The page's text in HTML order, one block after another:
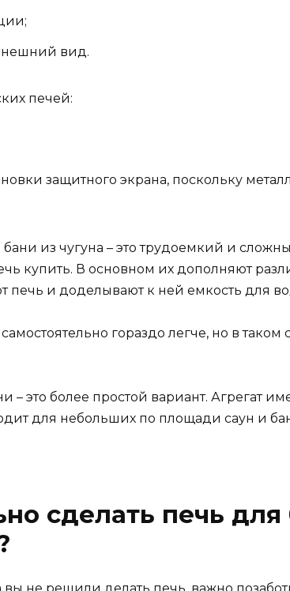
вид.
печей:
защитного экрана, поскольку
из чугуна – это трудоемкий и
купить. В основном их дополняют
печь и доделывают к ней емкость для
гораздо легче, но в таком
– это более простой вариант. Агрегат
для небольших по площади саун и
сделать печь для
вы не решили делать печь, важно